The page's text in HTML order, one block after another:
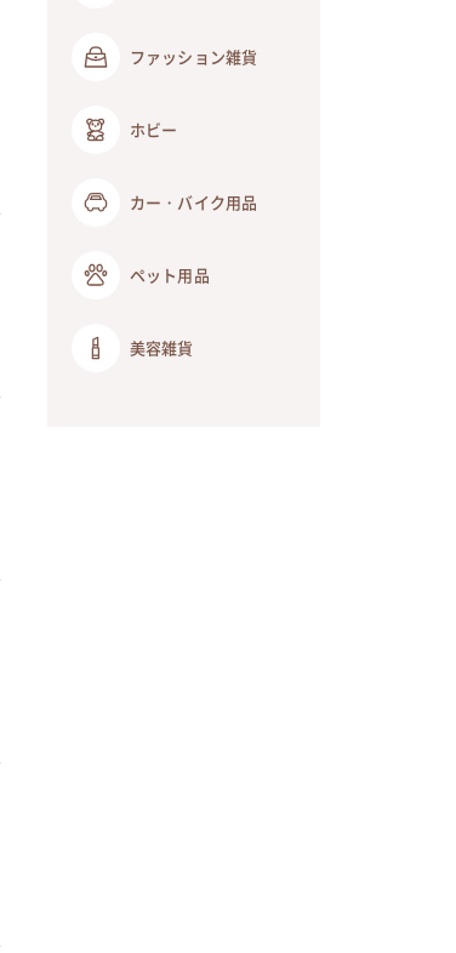
ファッション雑貨
ホビー
カー・バイク用品
ペット用品
美容雑貨